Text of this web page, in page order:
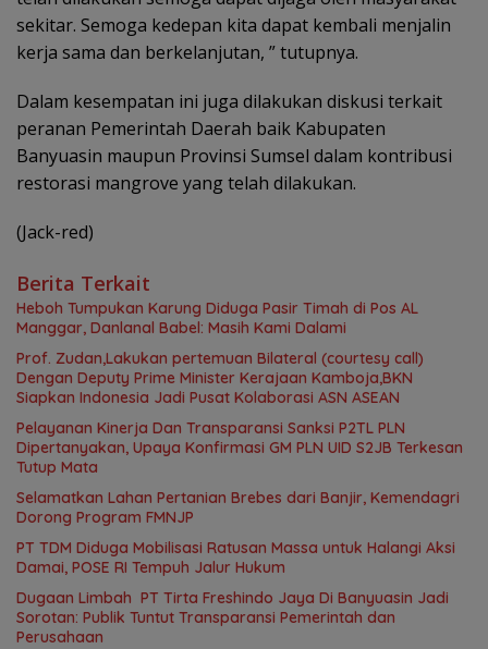
sekitar. Semoga kedepan kita dapat kembali menjalin
kerja sama dan berkelanjutan, ” tutupnya.
Dalam kesempatan ini juga dilakukan diskusi terkait
peranan Pemerintah Daerah baik Kabupaten
Banyuasin maupun Provinsi Sumsel dalam kontribusi
restorasi mangrove yang telah dilakukan.
(Jack-red)
Berita Terkait
Heboh Tumpukan Karung Diduga Pasir Timah di Pos AL
Manggar, Danlanal Babel: Masih Kami Dalami
Prof. Zudan,Lakukan pertemuan Bilateral (courtesy call)
Dengan Deputy Prime Minister Kerajaan Kamboja,BKN
Siapkan Indonesia Jadi Pusat Kolaborasi ASN ASEAN
Pelayanan Kinerja Dan Transparansi Sanksi P2TL PLN
Dipertanyakan, Upaya Konfirmasi GM PLN UID S2JB Terkesan
Tutup Mata
Selamatkan Lahan Pertanian Brebes dari Banjir, Kemendagri
Dorong Program FMNJP
PT TDM Diduga Mobilisasi Ratusan Massa untuk Halangi Aksi
Damai, POSE RI Tempuh Jalur Hukum
Dugaan Limbah PT Tirta Freshindo Jaya Di Banyuasin Jadi
Sorotan: Publik Tuntut Transparansi Pemerintah dan
Perusahaan